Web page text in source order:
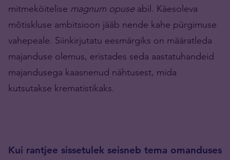
mitmeköitelise magnum opuse abil. Käesoleva
mõtiskluse ambitsioon jääb nende kahe pürgimuse
vahepeale. Siinkirjutatu eesmärgiks on määratleda
majanduse olemus, eristades seda aastatuhandeid
majandusega kaasnenud nähtusest, mida
kutsutakse krematistikaks.
Kui rantjee sissetulek seisneb tema omanduses